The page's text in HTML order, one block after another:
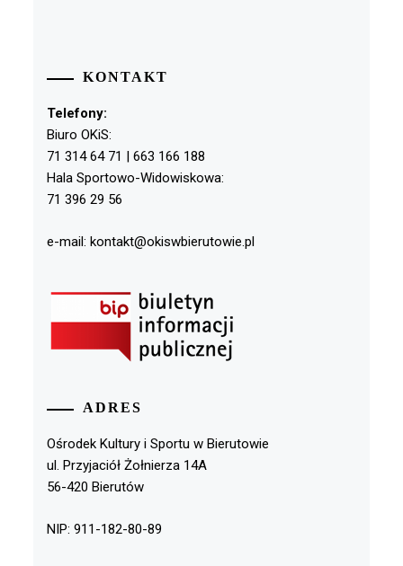
KONTAKT
Telefony:
Biuro OKiS:
71 314 64 71 | 663 166 188
Hala Sportowo-Widowiskowa:
71 396 29 56
e-mail: kontakt@okiswbierutowie.pl
ADRES
Ośrodek Kultury i Sportu w Bierutowie
ul. Przyjaciół Żołnierza 14A
56-420 Bierutów
NIP: 911-182-80-89